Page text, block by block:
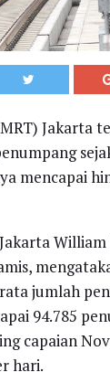
Jakarta
mencapai
William
jumlah
94.785
capaian
hari.